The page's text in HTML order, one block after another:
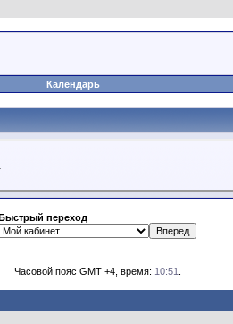
Календарь
переход
Часовой пояс GMT +4, время: 10:51